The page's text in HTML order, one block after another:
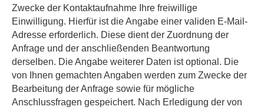
Zwecke der Kontaktaufnahme Ihre freiwillige
Einwilligung. Hierfür ist die Angabe einer validen E-Mail-
Adresse erforderlich. Diese dient der Zuordnung der
Anfrage und der anschließenden Beantwortung
derselben. Die Angabe weiterer Daten ist optional. Die
von Ihnen gemachten Angaben werden zum Zwecke der
Bearbeitung der Anfrage sowie für mögliche
Anschlussfragen gespeichert. Nach Erledigung der von